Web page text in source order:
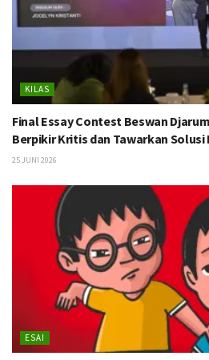
KILAS
Final Essay Contest Beswan
Berpikir Kritis dan Tawarkan Solusi
25 JUNI 2026
ESAI